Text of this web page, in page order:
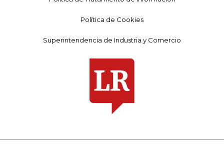
Política de Cookies
Superintendencia de Industria y Comercio